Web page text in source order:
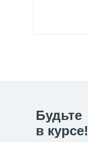
Будьте
в курсе!